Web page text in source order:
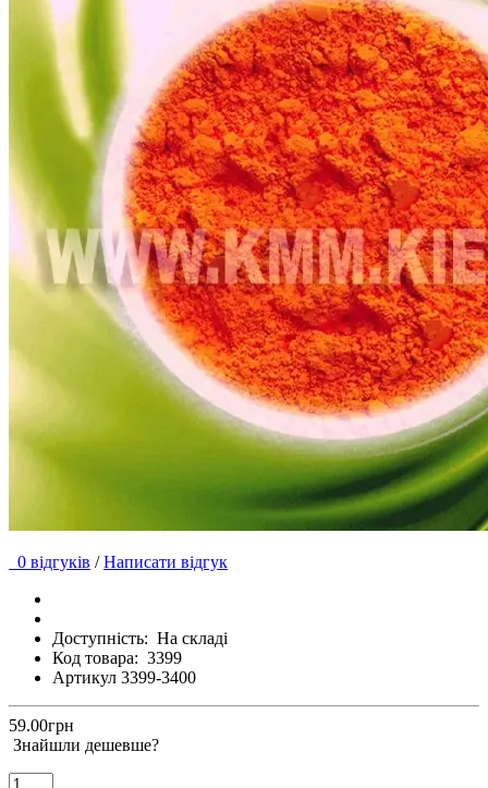
0 відгуків / Написати відгук
Доступність: На складі
Код товара: 3399
Артикул 3399-3400
59.00грн
Знайшли дешевше?